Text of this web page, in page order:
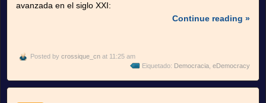
avanzada en el siglo XXI:
Continue reading »
Posted by crossique_cn at 11:25 am
Eiquetado: Democracia eDemocracy